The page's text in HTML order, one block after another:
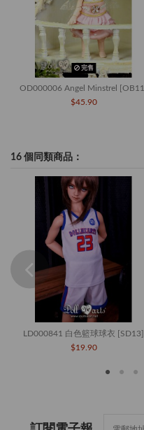
完售
OD000006 Angel Minstrel [OB11]
$45.90
16 個同類商品：
LD000841 白色籃球球衣 [SD13]
$19.90